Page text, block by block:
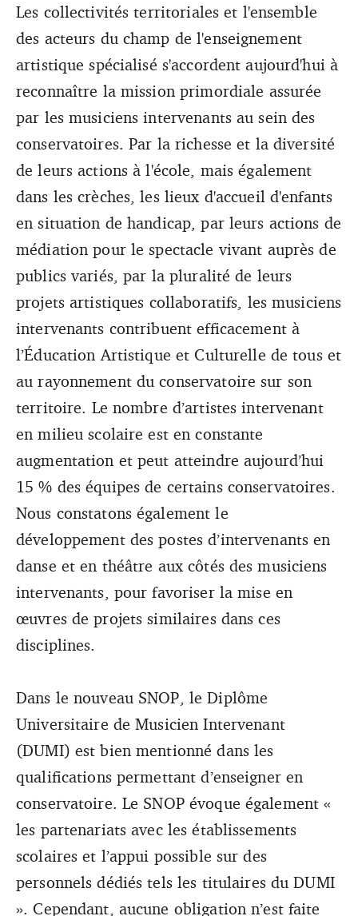
Les collectivités territoriales et l'ensemble
des acteurs du champ de l'enseignement
artistique spécialisé s'accordent aujourd'hui à
reconnaître la mission primordiale assurée
par les musiciens intervenants au sein des
conservatoires. Par la richesse et la diversité
de leurs actions à l'école, mais également
dans les crèches, les lieux d'accueil d'enfants
en situation de handicap, par leurs actions de
médiation pour le spectacle vivant auprès de
publics variés, par la pluralité de leurs
projets artistiques collaboratifs, les musiciens
intervenants contribuent efficacement à
l’Éducation Artistique et Culturelle de tous et
au rayonnement du conservatoire sur son
territoire. Le nombre d’artistes intervenant
en milieu scolaire est en constante
augmentation et peut atteindre aujourd’hui
15 % des équipes de certains conservatoires.
Nous constatons également le
développement des postes d’intervenants en
danse et en théâtre aux côtés des musiciens
intervenants, pour favoriser la mise en
œuvres de projets similaires dans ces
disciplines.
Dans le nouveau SNOP, le Diplôme
Universitaire de Musicien Intervenant
(DUMI) est bien mentionné dans les
qualifications permettant d’enseigner en
conservatoire. Le SNOP évoque également «
les partenariats avec les établissements
scolaires et l’appui possible sur des
personnels dédiés tels les titulaires du DUMI
». Cependant, aucune obligation n’est faite